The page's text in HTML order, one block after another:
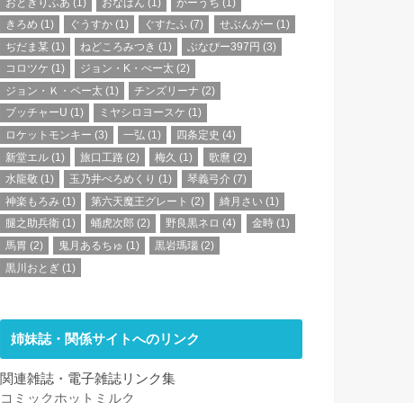
きろめ (1) ぐうすか (1) ぐすたふ (7) せぶんがー (1)
ぢだま某 (1) ねどころみつき (1) ぶなぴー397円 (3)
コロツケ (1) ジョン・K・ぺー太 (2)
ジョン・Ｋ・ペー太 (1) チンズリーナ (2)
ブッチャーU (1) ミヤシロヨースケ (1)
ロケットモンキー (3) 一弘 (1) 四条定史 (4)
新堂エル (1) 旅口工路 (2) 梅久 (1) 歌麿 (2)
水龍敬 (1) 玉乃井ぺろめくり (1) 琴義弓介 (7)
神楽もろみ (1) 第六天魔王グレート (2) 綺月さい (1)
腿之助兵衛 (1) 蛹虎次郎 (2) 野良黒ネロ (4) 金時(1)
馬胃 (2) 鬼月あるちゅ (1) 黒岩瑪瑙 (2)
黒川おとぎ (1)
姉妹誌・関係サイトへのリンク
関連雑誌・電子雑誌リンク集
コミックホットミルク